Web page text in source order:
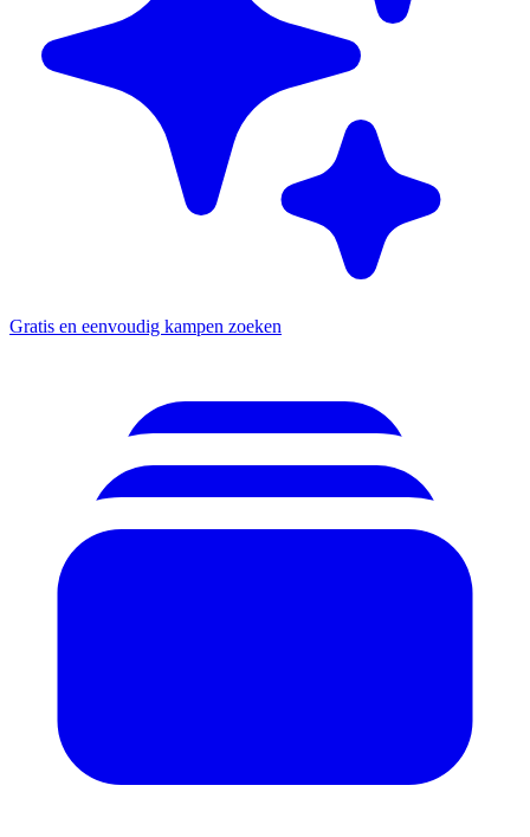
Gratis en eenvoudig kampen zoeken